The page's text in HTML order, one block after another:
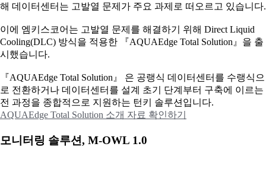
해 데이터센터는 고발열 문제가 주요 과제로 떠오르고 있습니다.
이에 엠키스코어는 고발열 문제를 해결하기 위해 Direct Liquid
Cooling(DLC) 방식을 적용한 『AQUAEdge Total Solution』을 출
시했습니다.
『AQUAEdge Total Solution』 은 공랭식 데이터센터를 수랭식으
로 전환하거나 데이터센터를 설계 초기 단계부터 구축에 이르는
전 과정을 종합적으로 지원하는 턴키 솔루션입니다.
AQUAEdge Total Solution 소개 자료 확인하기
모니터링 솔루션, M-OWL 1.0